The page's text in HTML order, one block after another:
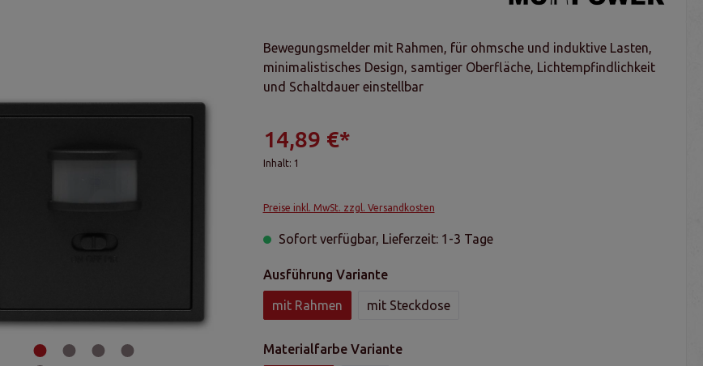
Bewegungsmelder mit Rahmen, für ohmsche und induktive Lasten,
minimalistisches Design, samtiger Oberfläche, Lichtempfindlichkeit
und Schaltdauer einstellbar
14,89 €*
Inhalt: 1
Preise inkl. MwSt. zzgl. Versandkosten
Sofort verfügbar, Lieferzeit: 1-3 Tage
Ausführung Variante
mit Rahmen mit Steckdose
Materialfarbe Variante